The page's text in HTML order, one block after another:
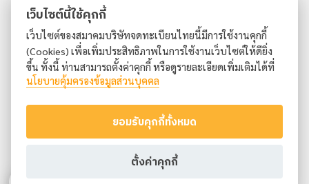
กิจกรรม
บริษัทสมาชิก
ติดต่อเรา
Copyright © Thai Listed Companies Association. All Rights Reserved.
เว็บไซต์นี้ใช้คุกกี้
เว็บไซต์ของสมาคมบริษัทจดทะเบียนไทยนี้มีการใช้งานคุกกี้
(Cookies) เพื่อเพิ่มประสิทธิภาพในการใช้งานเว็บไซต์ให้ดียิ่ง
ขึ้น ทั้งนี้ ท่านสามารถตั้งค่าคุกกี้ หรือดูรายละเอียดเพิ่มเติมได้ที่
นโยบายคุ้มครองข้อมูลส่วนบุคคล
ยอมรับคุกกี้ทั้งหมด
ตั้งค่าคุกกี้